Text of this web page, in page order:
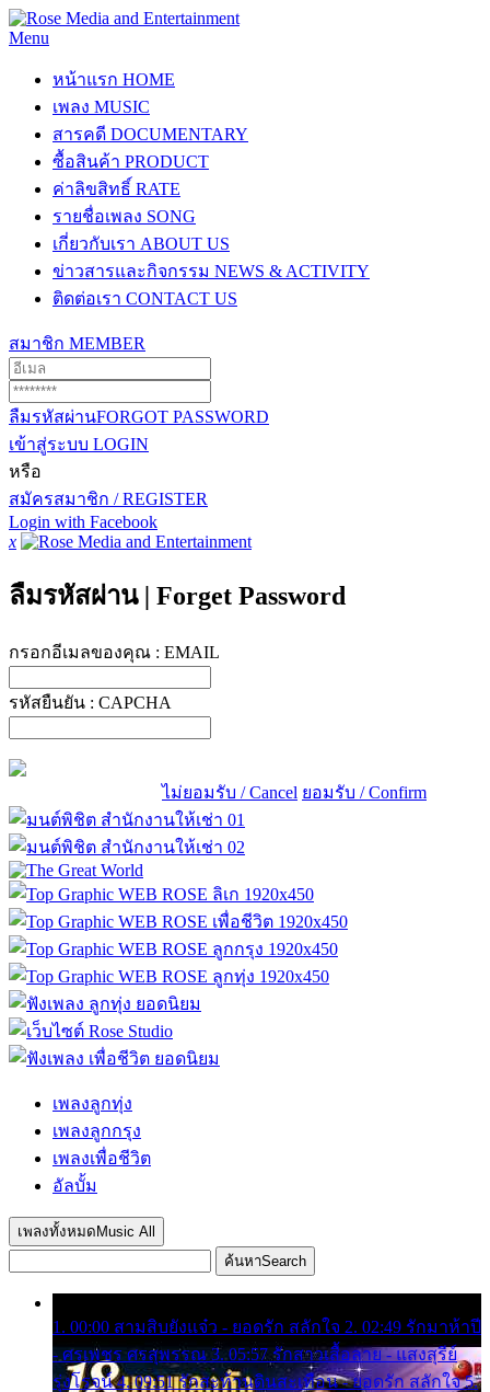
Menu
หน้าแรก HOME
เพลง MUSIC
สารคดี DOCUMENTARY
ซื้อสินค้า PRODUCT
ค่าลิขสิทธิ์ RATE
รายชื่อเพลง SONG
เกี่ยวกับเรา ABOUT US
ข่าวสารและกิจกรรม NEWS & ACTIVITY
ติดต่อเรา CONTACT US
สมาชิก MEMBER
ลืมรหัสผ่านFORGOT PASSWORD
เข้าสู่ระบบ LOGIN
หรือ
สมัครสมาชิก / REGISTER
Login with Facebook
x
ลืมรหัสผ่าน | Forget Password
กรอกอีเมลของคุณ : EMAIL
รหัสยืนยัน : CAPCHA
ไม่ยอมรับ / Cancel ยอมรับ / Confirm
เพลงลูกทุ่ง
เพลงลูกกรุง
เพลงเพื่อชีวิต
อัลบั้ม
เพลงทั้งหมด Music All
ค้นหาSearch
1. 00:00 สามสิบยังแจ๋ว - ยอดรัก สลักใจ 2. 02:49 รักมาห้าปี
- ศรเพชร ศรสุพรรณ 3. 05:57 รักสาวเสื้อลาย - แสงสุรีย์
รุ่งโรจน์ 4. 09:51 รักสะท้านดินสะเทือน - ยอดรัก สลักใจ 5.